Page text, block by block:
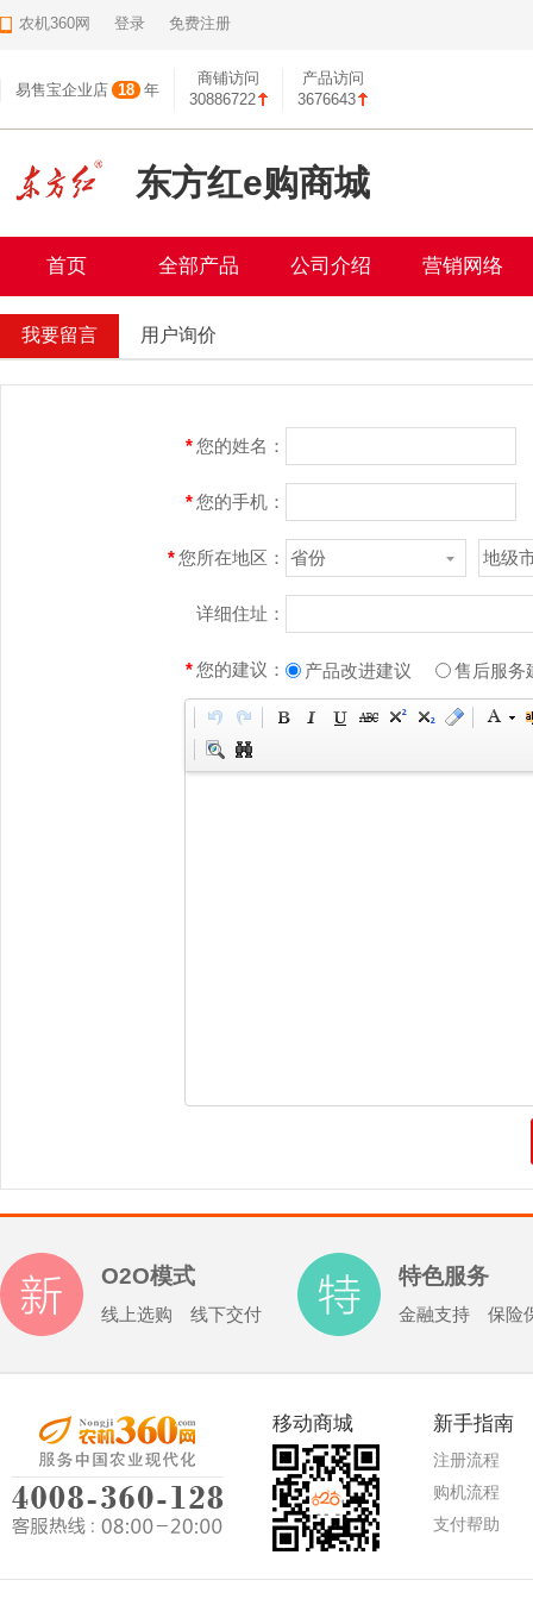
农机360网 登录 免费注册
易售宝企业店 18 年
商铺访问
30886722
产品访问
3676643
东方红e购商城
首页 全部产品 公司介绍 营销网络
我要留言 用户询价
*您的姓名：
*您的手机：
*您所在地区： 省份 地级
详细住址：
*您的建议： 产品改进建议 售后服务
O2O模式
线上选购 线下交付
特色服务
金融支持 保险
移动商城 新手指南
注册流程
购机流程
支付帮助